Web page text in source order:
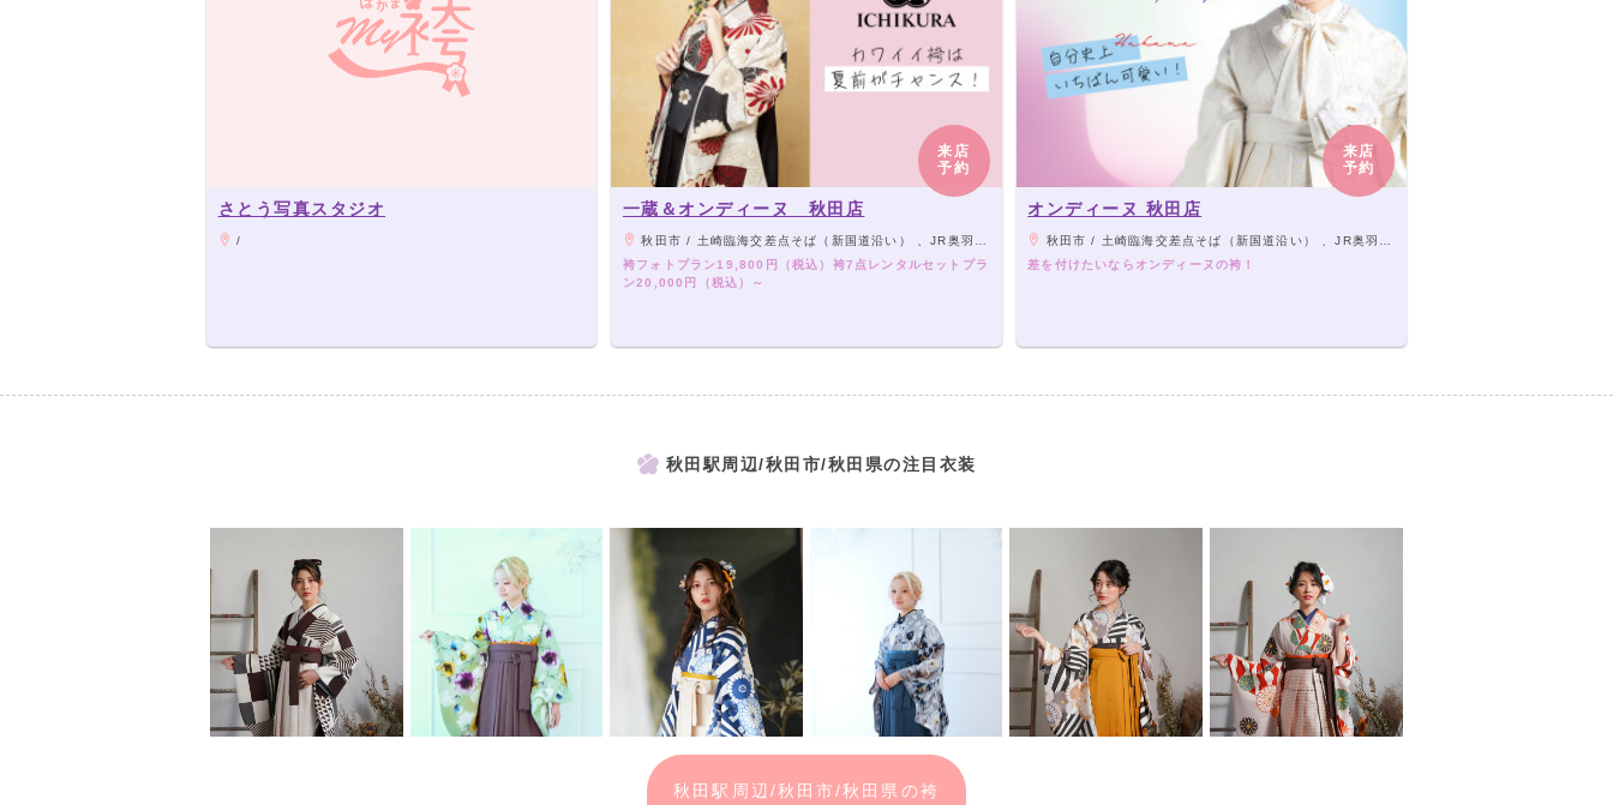
さとう写真スタジオ
/
来店
予約
一蔵＆オンディーヌ 秋田店
秋田市 / 土崎臨海交差点そば（新国道沿い） 、JR奥羽本線「土崎駅」より車6分
袴フォトプラン19,800円（税込）袴7点レンタルセットプラ
ン20,000円（税込）～
来店
予約
オンディーヌ 秋田店
秋田市 / 土崎臨海交差点そば（新国道沿い） 、JR奥羽本線「土崎駅」より車6分
差を付けたいならオンディーヌの袴！
秋田駅周辺/秋田市/秋田県の注目衣装
秋田駅周辺/秋田市/秋田県の袴